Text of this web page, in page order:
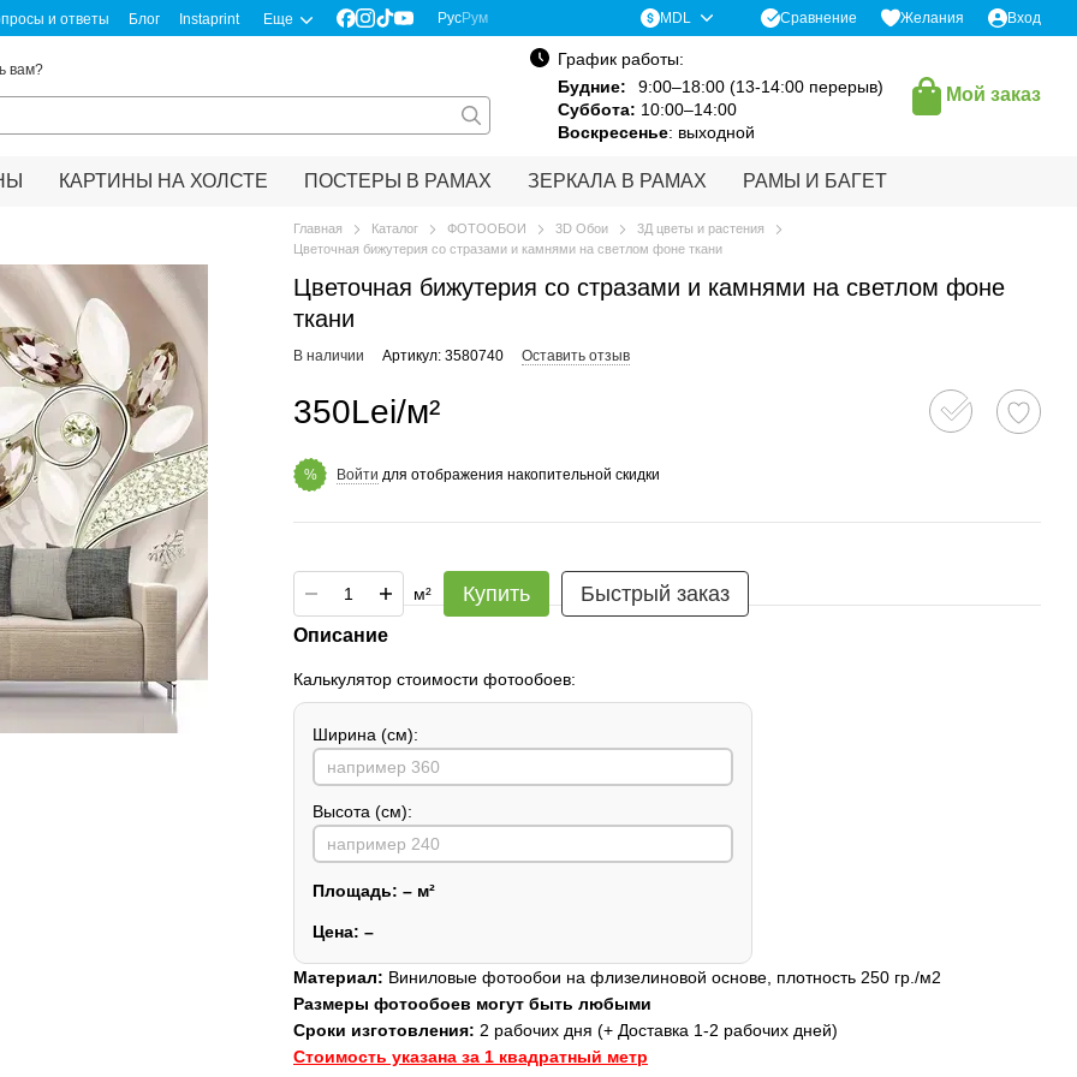
и ответы Блог Instaprint Еще РусРум MDL Сравнение Желания Вход
вам?
График работы:
Будние:
9:00–18:00 (13-14:00 перерыв)
Суббота: 10:00–14:00
Воскресенье: выходной
Мой заказ
КАРТИНЫ НА ХОЛСТЕ ПОСТЕРЫ В РАМАХ ЗЕРКАЛА В РАМАХ РАМЫ И БАГЕТ
Главная Каталог ФОТООБОИ 3D Обои
3Д цветы и растения
Цветочная бижутерия со стразами и камнями на светлом фоне ткани
Цветочная бижутерия со стразами и камнями на светлом фоне
ткани
В наличии Артикул: 3580740 Оставить отзыв
350Lei/м²
% Войти для отображения накопительной скидки
м² Купить Быстрый заказ
Описание
Калькулятор стоимости фотообоев:
Ширина (см):
Высота (см):
Площадь: – м²
Цена: –
Материал: Виниловые фотообои на флизелиновой основе, плотность 250 гр./м2
Размеры фотообоев могут быть любыми
Сроки изготовления: 2 рабочих дня (+ Доставка 1-2 рабочих дней)
Стоимость указана за 1 квадратный метр